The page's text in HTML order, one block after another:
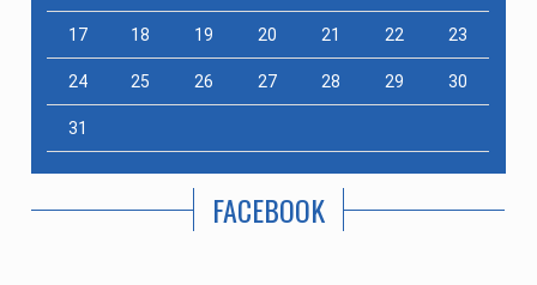
17 18 19 20 21 22 23
24 25 26 27 28 29 30
31
FACEBOOK